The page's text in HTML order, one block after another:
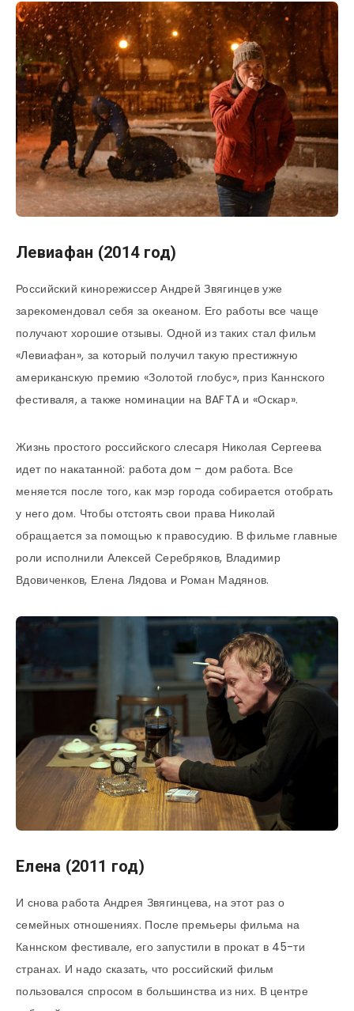
Левиафан (2014 год)
Российский кинорежиссер Андрей Звягинцев уже
зарекомендовал себя за океаном. Его работы все чаще
получают хорошие отзывы. Одной из таких стал фильм
«Левиафан», за который получил такую престижную
американскую премию «Золотой глобус», приз Каннского
фестиваля, а также номинации на BAFTA и «Оскар».
Жизнь простого российского слесаря Николая Сергеева
идет по накатанной: работа дом – дом работа. Все
меняется после того, как мэр города собирается отобрать
у него дом. Чтобы отстоять свои права Николай
обращается за помощью к правосудию. В фильме главные
роли исполнили Алексей Серебряков, Владимир
Вдовиченков, Елена Лядова и Роман Мадянов.
Елена (2011 год)
И снова работа Андрея Звягинцева, на этот раз о
семейных отношениях. После премьеры фильма на
Каннском фестивале, его запустили в прокат в 45-ти
странах. И надо сказать, что российский фильм
пользовался спросом в большинства из них. В центре